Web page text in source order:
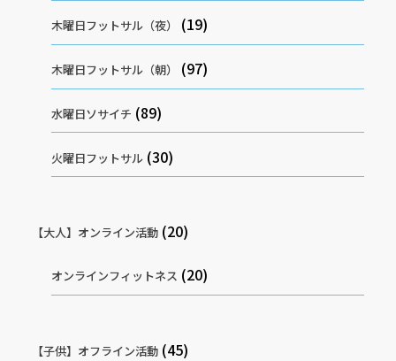
木曜日フットサル（夜） (19)
木曜日フットサル（朝） (97)
水曜日ソサイチ (89)
火曜日フットサル (30)
【大人】オンライン活動(20)
オンラインフィットネス (20)
【子供】オフライン活動(45)